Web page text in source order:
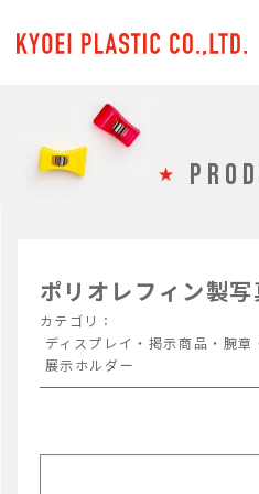
ポリオレフィン製
カテゴリ：
ディスプレイ・掲示商品・腕
展示ホルダー